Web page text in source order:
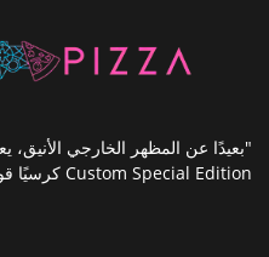
Custom Special Edition كرسيًا قويًا ومتينًا."